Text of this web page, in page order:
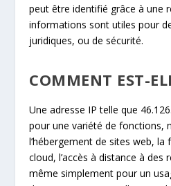
peut être identifié grâce à une
informations sont utiles pour
juridiques, ou de sécurité.
COMMENT EST-
Une adresse IP telle que
pour une variété de fonctions,
l’hébergement de sites web, la
cloud, l’accès à distance à des
même simplement pour un